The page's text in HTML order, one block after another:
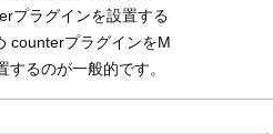
プラグインを設置する
counterプラグインをM
るのが一般的です。